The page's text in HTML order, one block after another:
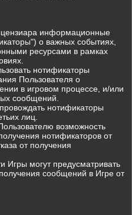
информационные
о важных событиях,
ресурсами в рамках
нотификаторы
Пользователя о
в игровом процессе, и/или
сообщений.
нотификаторы
лиц.
возможность
нотификаторов от
от получения
Игры могут предусматривать
сообщений в Игре от